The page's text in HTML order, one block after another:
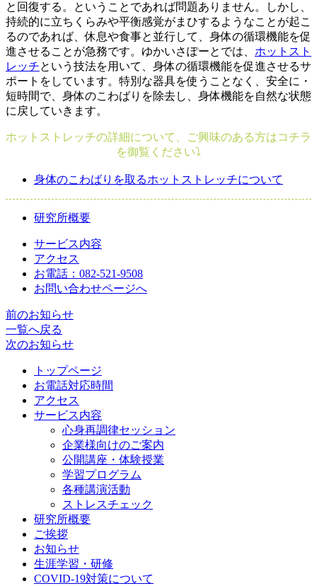
と回復する。ということであれば問題ありません。しかし、
持続的に立ちくらみや平衡感覚がまひするようなことが起こ
るのであれば、休息や食事と並行して、身体の循環機能を促
進させることが急務です。ゆかいさぽーとでは、 ホットスト
レッチという技法を用いて、身体の循環機能を促進させるサ
ポートをしています。特別な器具を使うことなく、安全に・
短時間で、身体のこわばりを除去し、身体機能を自然な状態
に戻していきます。
ホットストレッチの詳細について、ご興味のある方はコチラ
を御覧ください⤵
身体のこわばりを取るホットストレッチについて
研究所概要
サービス内容
アクセス
お電話：082-521-9508
お問い合わせページへ
前のお知らせ
一覧へ戻る
次のお知らせ
トップページ
お電話対応時間
アクセス
サービス内容
心身再調律セッション
企業様向けのご案内
公開講座・体験授業
学習プログラム
各種講演活動
ストレスチェック
研究所概要
ご挨拶
お知らせ
生涯学習・研修
COVID-19対策について